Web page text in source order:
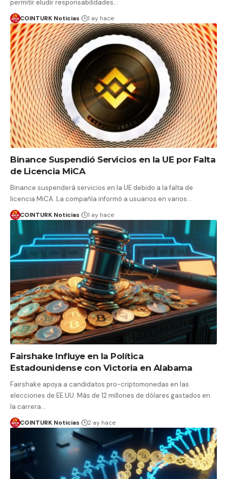
permitir eludir responsabilidades…
COINTURK Noticias 1 ay hace
Binance Suspendió Servicios en la UE por Falta
de Licencia MiCA
Binance suspenderá servicios en la UE debido a la falta de
licencia MiCA. La compañía informó a usuarios en varios…
COINTURK Noticias 1 ay hace
Fairshake Influye en la Política
Estadounidense con Victoria en Alabama
Fairshake apoya a candidatos pro-criptomonedas en las
elecciones de EE.UU. Más de 12 millones de dólares gastados en
la carrera…
COINTURK Noticias 2 ay hace